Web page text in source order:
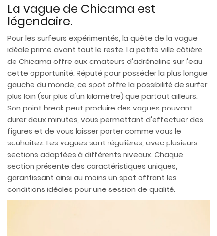
La vague de Chicama est
légendaire.
Pour les surfeurs expérimentés, la quête de la vague
idéale prime avant tout le reste. La petite ville côtière
de Chicama offre aux amateurs d'adrénaline sur l'eau
cette opportunité. Réputé pour posséder la plus longue
gauche du monde, ce spot offre la possibilité de surfer
plus loin (sur plus d'un kilomètre) que partout ailleurs.
Son point break peut produire des vagues pouvant
durer deux minutes, vous permettant d'effectuer des
figures et de vous laisser porter comme vous le
souhaitez. Les vagues sont régulières, avec plusieurs
sections adaptées à différents niveaux. Chaque
section présente des caractéristiques uniques,
garantissant ainsi au moins un spot offrant les
conditions idéales pour une session de qualité.